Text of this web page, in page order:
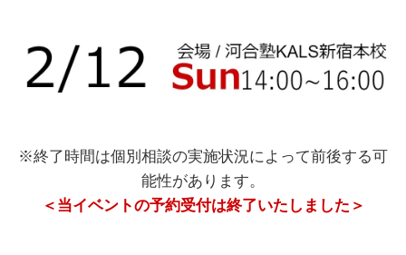
※終了時間は個別相談の実施状況によって前後する可
能性があります。
＜当イベントの予約受付は終了いたしました＞